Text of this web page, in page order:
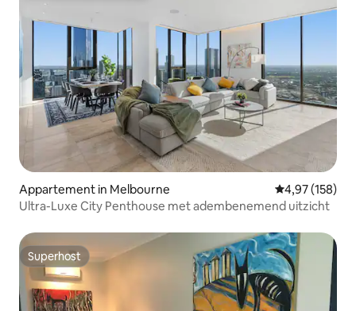
Appartement in Melbourne Gemiddelde
4,97 (158)
Ultra-Luxe City Penthouse met adembenemend uitzicht
Superhost
Superhost